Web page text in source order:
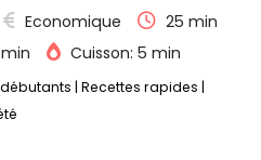
Economique
25 min
Cuisson: 5 min
Recettes rapides